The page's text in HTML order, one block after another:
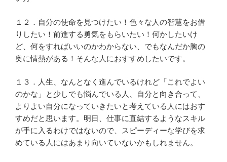
１２．自分の使命を見つけたい！色々な人の智慧をお借
りしたい！前進する勇気をもらいたい！何かしたいけ
ど、何をすればいいのかわからない、でもなんだか胸の
奥に情熱がある！そんな人におすすめしたいです。
１３．人生、なんとなく進んでいるけれど「これでよい
のかな」と少しでも悩んでいる人、自分と向き合って、
よりよい自分になっていきたいと考えている人にはおす
すめだと思います。明日、仕事に直結するようなスキル
が手に入るわけではないので、スピーディーな学びを求
めている人にはあまり向いていないかもしれません。